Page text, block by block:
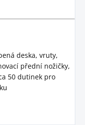
deska, vruty,
přední nožičky,
50 dutinek pro